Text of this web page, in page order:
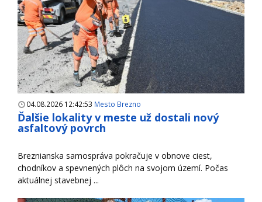
04.08.2026 12:42:53 Mesto Brezno
Ďalšie lokality v meste už dostali nový
asfaltový povrch
Breznianska samospráva pokračuje v obnove ciest,
chodníkov a spevnených plôch na svojom území. Počas
aktuálnej stavebnej ...